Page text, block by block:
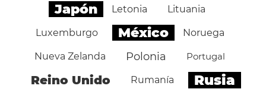
Japón Letonia Lituania
Luxemburgo México Noruega
Nueva Zelanda Polonia Portugal
Reino Unido Rumanía Rusia